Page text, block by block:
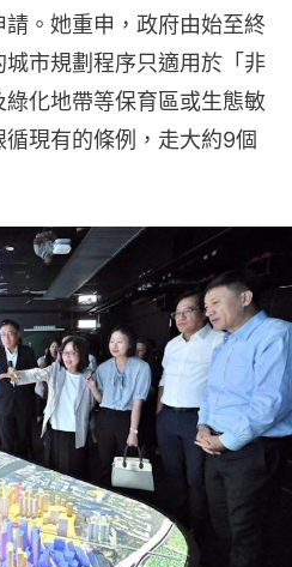
。她重申，政府由始至終
市規劃程序只適用於「非
化地帶等保育區或生態敏
現有的條例，走大約9個